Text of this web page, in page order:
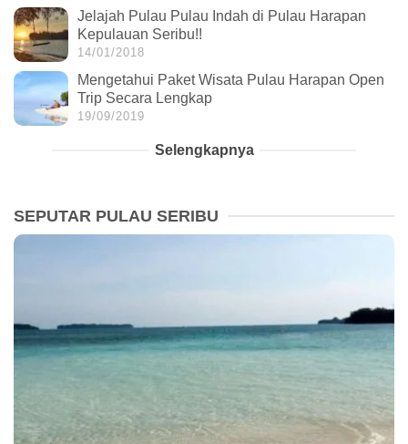
Jelajah Pulau Pulau Indah di Pulau Harapan
Kepulauan Seribu!!
14/01/2018
Mengetahui Paket Wisata Pulau Harapan Open
Trip Secara Lengkap
19/09/2019
Selengkapnya
SEPUTAR PULAU SERIBU